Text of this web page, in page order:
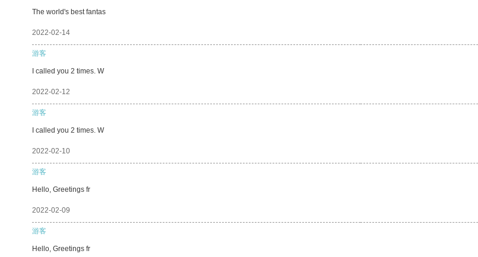
The world's best fantas
2022-02-14
游客
I called you 2 times. W
2022-02-12
游客
I called you 2 times. W
2022-02-10
游客
Hello, Greetings fr
2022-02-09
游客
Hello, Greetings fr